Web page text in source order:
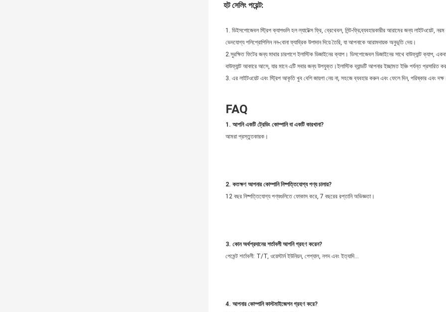
হট সেলিং পয়েন্ট:
1. ডিইসপোজেবল স্ট্রিপ ক্যাপগুলি হল ল্যাটেক্স ফ্রি, ব্রেথেবল, লিন্ট-ফ্রি;ব্যবহারকারীর আরামের জন্য লাইটওয়েট,
ভেদযোগ্য পলিপ্রোপিলিন নন-বোনা ফ্যাব্রিক উপাদান দিয়ে তৈরি, যা আপনাকে আরামদায়ক অনুভূতি দেয়।
2.সুরক্ষিত ফিটের জন্য মাথার চারপাশে ইলাস্টিক ডিজাইনের ক্যাপ। ডিসপোজেবল ডিজাইনের সাথে বাউফ্যান্ট ক্যাপ,
বাউফ্যান্ট আকারে আসে, যার মানে এটি সবার জন্য উপযুক্ত।ইলাস্টিক ব্যান্ডটি আপনার ইচ্ছামত ইঞ্চি পর্যন্ত
3. এর লাইটওয়েট এবং স্ট্রিপ আকৃতি খুব বেশি জায়গা নেয় না, সহজে ব্যবহার করুন এবং ফেলে দিন, পরিষ্কার এবং
FAQ
1. আপনি একটি ট্রেডিং কোম্পানি বা একটি কারখানা?
আমরা প্রস্তুতকারক।
2. কতক্ষণ আপনার কোম্পানি নিষ্পত্তিযোগ্য পণ্য চালায়?
12 বছর নিষ্পত্তিযোগ্য পণ্যগুলিতে ফোকাস করে, 7 বছরের রপ্তানি অভিজ্ঞতা।
3. কোন অর্থপ্রদানের শর্তাবলী আপনি গ্রহণ করেন?
পেমেন্ট শর্তাবলী: T/T, ওয়েস্টার্ন ইউনিয়ন, পেপ্যাল, নগদ এবং ইত্যাদি...
4. আপনার কোম্পানি কাস্টমাইজেশন গ্রহণ করে?